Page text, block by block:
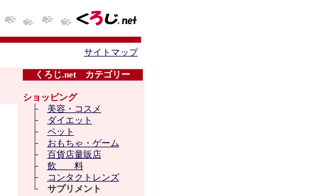
サイトマップ
くろじ.net カテゴリー
ショッピング
├ 美容・コスメ
├
ダイエット
├ ペット
├ おもちゃ・ゲーム
├ 百貨店量販店
├ 飲 料
├
コンタクトレンズ
└ サプリメント